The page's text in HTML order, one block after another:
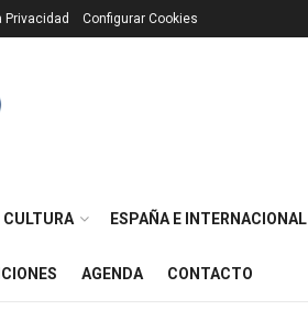
Privacidad Configurar Cookies
CULTURA ESPAÑA E INTERNACIONAL
AGENDA CONTACTO